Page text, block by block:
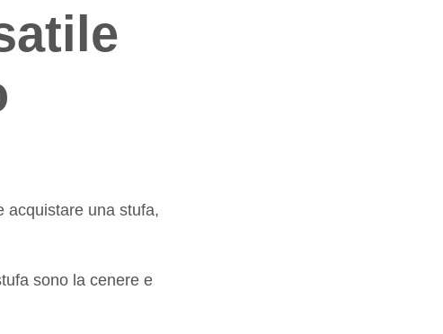
acquistare una stufa,
sono la cenere e